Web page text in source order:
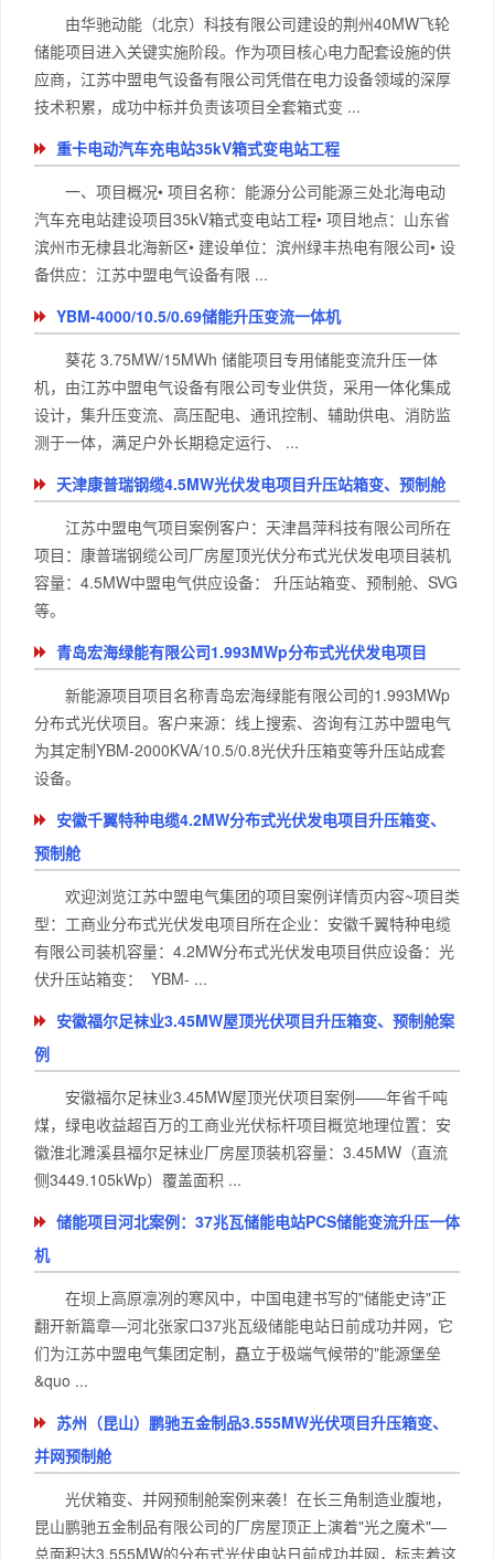
由华驰动能（北京）科技有限公司建设的荆州40MW飞轮
储能项目进入关键实施阶段。作为项目核心电力配套设施的供
应商，江苏中盟电气设备有限公司凭借在电力设备领域的深厚
技术积累，成功中标并负责该项目全套箱式变 ...
重卡电动汽车充电站35kV箱式变电站工程
一、项目概况• 项目名称：能源分公司能源三处北海电动
汽车充电站建设项目35kV箱式变电站工程• 项目地点：山东省
滨州市无棣县北海新区• 建设单位：滨州绿丰热电有限公司• 设
备供应：江苏中盟电气设备有限 ...
YBM-4000/10.5/0.69储能升压变流一体机
葵花 3.75MW/15MWh 储能项目专用储能变流升压一体
机，由江苏中盟电气设备有限公司专业供货，采用一体化集成
设计，集升压变流、高压配电、通讯控制、辅助供电、消防监
测于一体，满足户外长期稳定运行、 ...
天津康普瑞钢缆4.5MW光伏发电项目升压站箱变、预制舱
江苏中盟电气项目案例客户：天津昌萍科技有限公司所在
项目：康普瑞钢缆公司厂房屋顶光伏分布式光伏发电项目装机
容量：4.5MW中盟电气供应设备： 升压站箱变、预制舱、SVG
等。
青岛宏海绿能有限公司1.993MWp分布式光伏发电项目
新能源项目项目名称青岛宏海绿能有限公司的1.993MWp
分布式光伏项目。客户来源：线上搜索、咨询有江苏中盟电气
为其定制YBM-2000KVA/10.5/0.8光伏升压箱变等升压站成套
设备。
安徽千翼特种电缆4.2MW分布式光伏发电项目升压箱变、
预制舱
欢迎浏览江苏中盟电气集团的项目案例详情页内容~项目类
型：工商业分布式光伏发电项目所在企业：安徽千翼特种电缆
有限公司装机容量：4.2MW分布式光伏发电项目供应设备：光
伏升压站箱变： YBM- ...
安徽福尔足袜业3.45MW屋顶光伏项目升压箱变、预制舱案
例​
安徽福尔足袜业3.45MW屋顶光伏项目案例——年省千吨
煤，绿电收益超百万的工商业光伏标杆项目概览地理位置：安
徽淮北濉溪县福尔足袜业厂房屋顶装机容量：3.45MW（直流
侧3449.105kWp）覆盖面积 ...
储能项目河北案例：37兆瓦储能电站PCS储能变流升压一体
机
在坝上高原凛冽的寒风中，中国电建书写的"储能史诗"正
翻开新篇章—河北张家口37兆瓦级储能电站日前成功并网，它
们为江苏中盟电气集团定制，矗立于极端气候带的"能源堡垒
&quo ...
苏州（昆山）鹏驰五金制品3.555MW光伏项目升压箱变、
并网预制舱
光伏箱变、并网预制舱案例来袭！在长三角制造业腹地，
昆山鹏驰五金制品有限公司的厂房屋顶正上演着"光之魔术"—
总面积达3.555MW的分布式光伏电站日前成功并网，标志着这
可以介绍下你们的产品么